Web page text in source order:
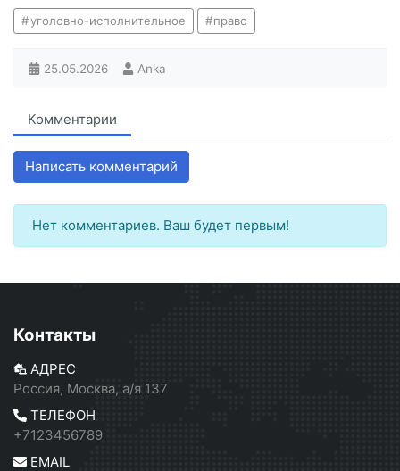
уголовно-исполнительное право
25.05.2026 Anka
Комментарии
Написать комментарий
Нет комментариев. Ваш будет первым!
Контакты
АДРЕС
Россия, Москва, а/я 137
ТЕЛЕФОН
+7123456789
EMAIL